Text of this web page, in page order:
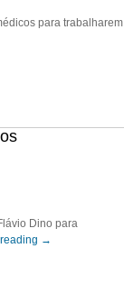
para trabalharem
Dino para
→